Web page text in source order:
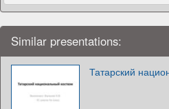
Similar presentations:
Татарский